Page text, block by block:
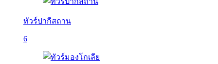
ทัวร์ปากีสถาน
6